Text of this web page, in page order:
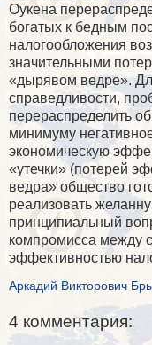
Оукена
богатых к бедным
налогообложения
значительными
«дырявом ведре».
справедливости,
перераспределить
минимуму
экономическую
«утечки» (потерей
ведра» общество
реализовать
принципиальный
компромисса между
эффективностью
Аркадий Викторович
4 комментария: